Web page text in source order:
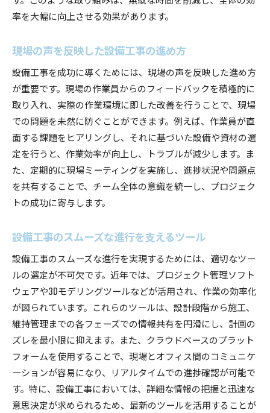
率を大幅に向上させる効果があります。
現場の声を反映した設備工事の進め方
設備工事を成功に導くためには、現場の声を反映した進め方
が重要です。現場の作業員からのフィードバックを積極的に
取り入れ、実際の作業環境に即した改善を行うことで、現場
での問題を未然に防ぐことができます。例えば、作業員が直
面する課題をヒアリングし、それに基づいた設備や資材の選
定を行うと、作業効率が向上し、トラブルが減少します。ま
た、定期的に現場ミーティングを実施し、進捗状況や問題点
を共有することで、チーム全体の意識を統一し、プロジェク
トの成功に寄与します。
設備工事のスムーズな進行を支えるツール
設備工事のスムーズな進行を実現するためには、適切なツー
ルの選定が不可欠です。近年では、プロジェクト管理ソフト
ウェアや3Dモデリングツールなどが活用され、作業の効率化
が図られています。これらのツールは、設計段階から施工、
維持管理までの各フェーズでの情報共有を円滑にし、計画の
ズレを最小限に抑えます。また、クラウドベースのプラット
フォームを使用することで、現場とオフィス間のコミュニケ
ーションが容易になり、リアルタイムでの進捗確認が可能で
す。特に、設備工事においては、詳細な情報の把握と迅速な
意思決定が求められるため、最新のツールを活用することが